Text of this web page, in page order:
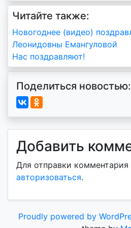
Читайте также:
Навигация
по
записям
Новогоднее (видео)
Леонидовны Емангуловой
Нас поздравляют!
Поделиться новостью:
Добавить
Для отправки
авторизоваться.
Proudly powered by